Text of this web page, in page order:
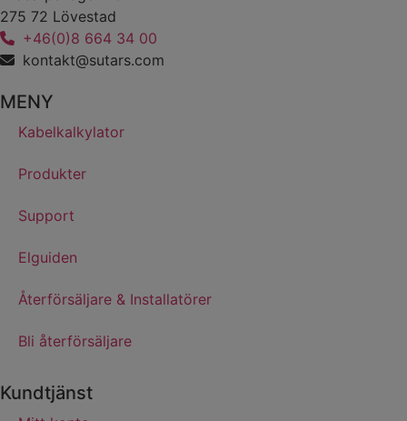
275 72 Lövestad
+46(0)8 664 34 00
kontakt@sutars.com
MENY
Kabelkalkylator
Produkter
Support
Elguiden
Återförsäljare & Installatörer
Bli återförsäljare
Kundtjänst